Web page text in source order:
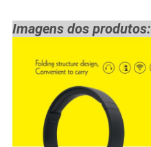
Imagens dos produtos: